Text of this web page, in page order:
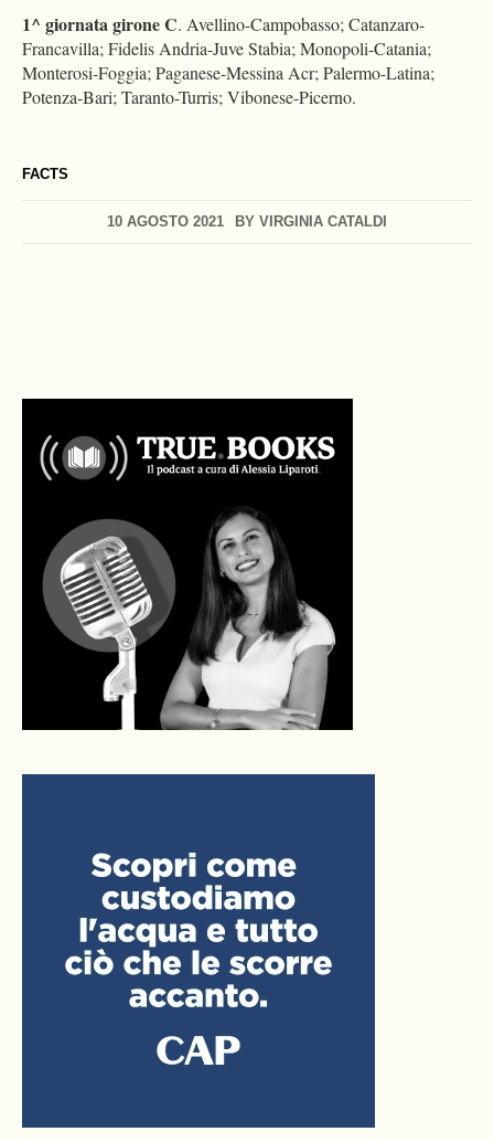
FACTS
10 AGOSTO 2021 BY VIRGINIA CATALDI
1^ giornata girone C. Avellino-Campobasso; Catanzaro-
Francavilla; Fidelis Andria-Juve Stabia; Monopoli-Catania;
Monterosi-Foggia; Paganese-Messina Acr; Palermo-Latina;
Potenza-Bari; Taranto-Turris; Vibonese-Picerno.